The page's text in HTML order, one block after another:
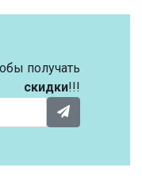
получать
скидки!!!